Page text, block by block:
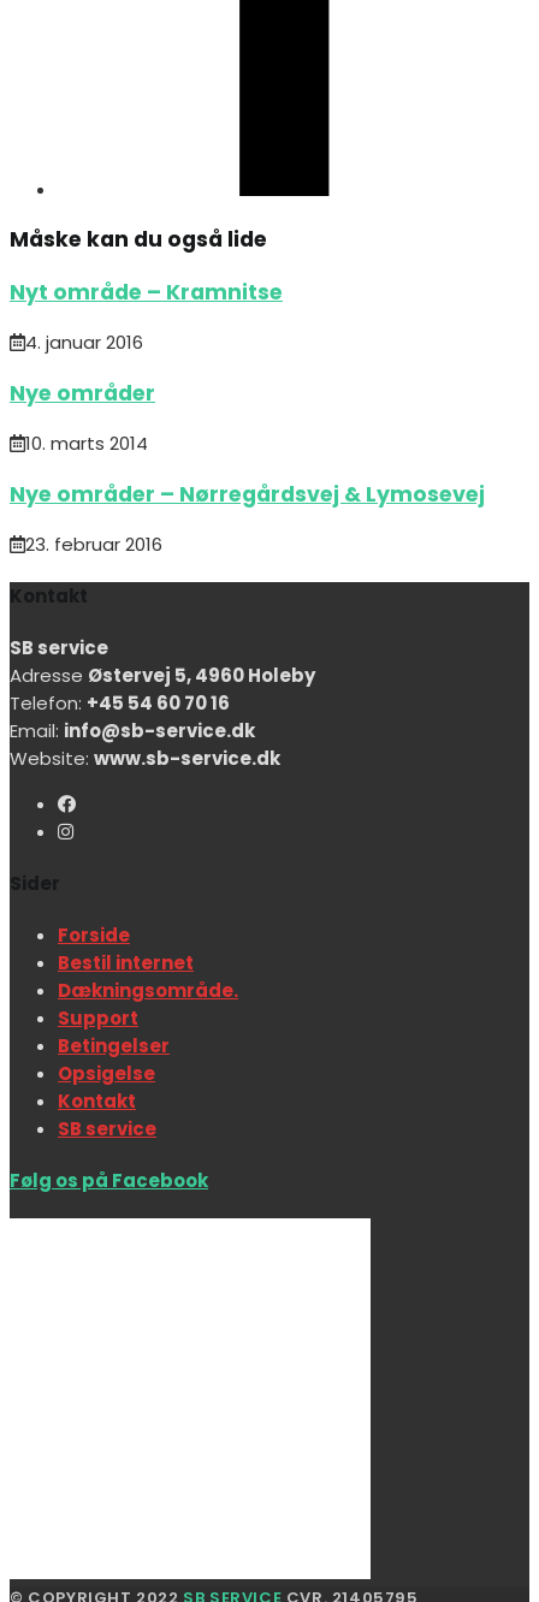
Måske kan du også lide
Nyt område – Kramnitse
4. januar 2016
Nye områder
10. marts 2014
Nye områder – Nørregårdsvej & Lymosevej
23. februar 2016
Kontakt
SB service
Adresse Østervej 5, 4960 Holeby
Telefon: +45 54 60 70 16
Email: info@sb-service.dk
Website: www.sb-service.dk
Sider
Forside
Bestil internet
Dækningsområde.
Support
Betingelser
Opsigelse
Kontakt
SB service
Følg os på Facebook